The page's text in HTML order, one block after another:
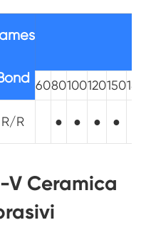
6080100120150180
R/R ● ● ● ●
Ceramica